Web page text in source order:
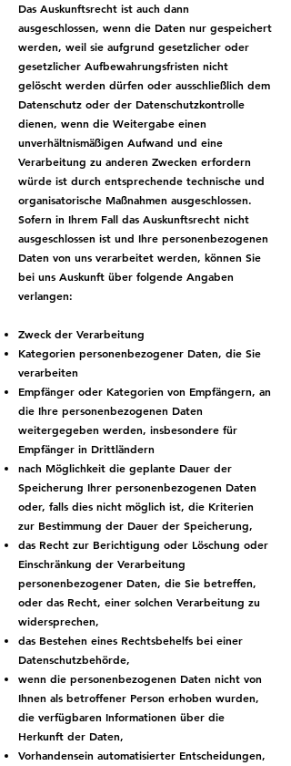
Das Auskunftsrecht ist auch dann
ausgeschlossen, wenn die Daten nur gespeichert
werden, weil sie aufgrund gesetzlicher oder
gesetzlicher Aufbewahrungsfristen nicht
gelöscht werden dürfen oder ausschließlich dem
Datenschutz oder der Datenschutzkontrolle
dienen, wenn die Weitergabe einen
unverhältnismäßigen Aufwand und eine
Verarbeitung zu anderen Zwecken erfordern
würde ist durch entsprechende technische und
organisatorische Maßnahmen ausgeschlossen.
Sofern in Ihrem Fall das Auskunftsrecht nicht
ausgeschlossen ist und Ihre personenbezogenen
Daten von uns verarbeitet werden, können Sie
bei uns Auskunft über folgende Angaben
verlangen:
Zweck der Verarbeitung
Kategorien personenbezogener Daten, die Sie
verarbeiten
Empfänger oder Kategorien von Empfängern, an
die Ihre personenbezogenen Daten
weitergegeben werden, insbesondere für
Empfänger in Drittländern
nach Möglichkeit die geplante Dauer der
Speicherung Ihrer personenbezogenen Daten
oder, falls dies nicht möglich ist, die Kriterien
zur Bestimmung der Dauer der Speicherung,
das Recht zur Berichtigung oder Löschung oder
Einschränkung der Verarbeitung
personenbezogener Daten, die Sie betreffen,
oder das Recht, einer solchen Verarbeitung zu
widersprechen,
das Bestehen eines Rechtsbehelfs bei einer
Datenschutzbehörde,
wenn die personenbezogenen Daten nicht von
Ihnen als betroffener Person erhoben wurden,
die verfügbaren Informationen über die
Herkunft der Daten,
Vorhandensein automatisierter Entscheidungen,